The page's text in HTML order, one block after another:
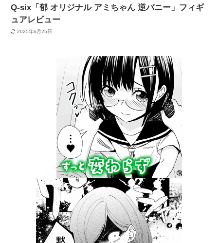
Q-six「郁 オリジナル アミちゃん 逆バニー」フィギ
ュアレビュー
2025年6月25日